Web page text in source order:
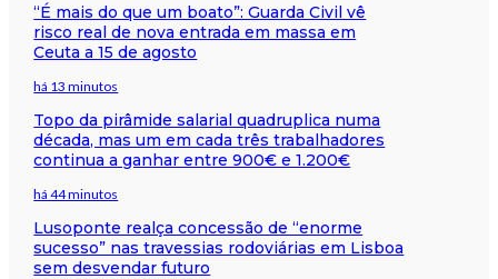
“É mais do que um boato”: Guarda Civil vê
risco real de nova entrada em massa em
Ceuta a 15 de agosto
há 13 minutos
Topo da pirâmide salarial quadruplica numa
década, mas um em cada três trabalhadores
continua a ganhar entre 900€ e 1.200€
há 44 minutos
Lusoponte realça concessão de “enorme
sucesso” nas travessias rodoviárias em Lisboa
sem desvendar futuro